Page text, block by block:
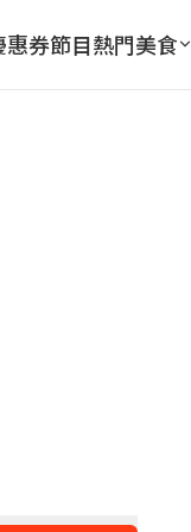
惠券節目熱門美食